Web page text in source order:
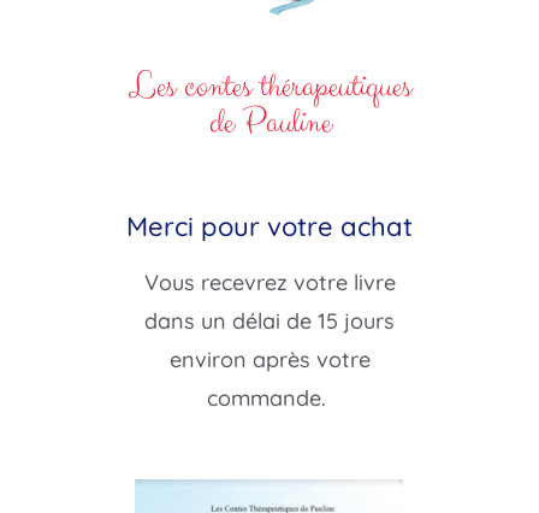
Les contes thérapeutiques
de Pauline
Merci pour votre achat
Vous recevrez votre livre
dans un délai de 15 jours
environ après votre
commande.